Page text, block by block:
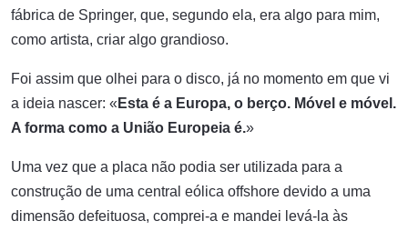
fábrica de Springer, que, segundo ela, era algo para mim,
como artista, criar algo grandioso.
Foi assim que olhei para o disco, já no momento em que vi
a ideia nascer: « Esta é a Europa, o berço. Móvel e móvel.
A forma como a União Europeia é.»
Uma vez que a placa não podia ser utilizada para a
construção de uma central eólica offshore devido a uma
dimensão defeituosa, comprei-a e mandei levá-la às